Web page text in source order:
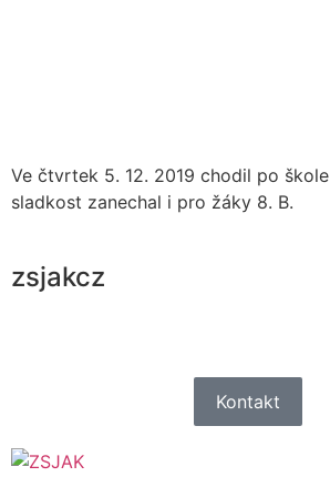
Ve čtvrtek 5. 12. 2019 chodil po
sladkost zanechal i pro žáky 8. B.
zsjakcz
Kontakt